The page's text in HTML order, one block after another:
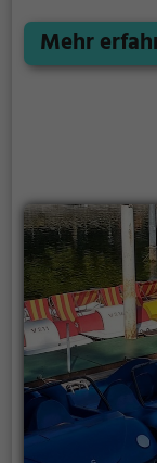
Kosten.
Mehr